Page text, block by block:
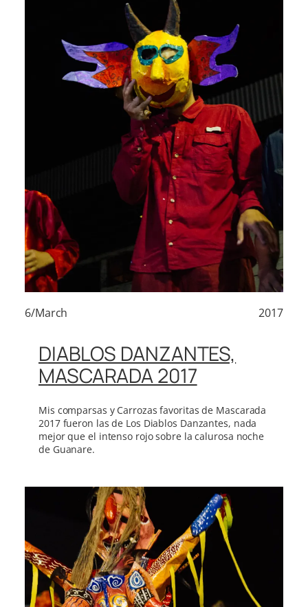
6/March 2017
DIABLOS DANZANTES,
MASCARADA 2017
Mis comparsas y Carrozas favoritas de Mascarada
2017 fueron las de Los Diablos Danzantes, nada
mejor que el intenso rojo sobre la calurosa noche
de Guanare.